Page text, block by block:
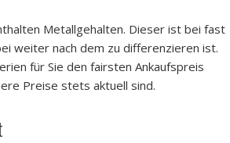
Metallgehalten. Dieser ist bei fast
weiter nach dem zu differenzieren ist.
für Sie den fairsten Ankaufspreis
Preise stets aktuell sind.